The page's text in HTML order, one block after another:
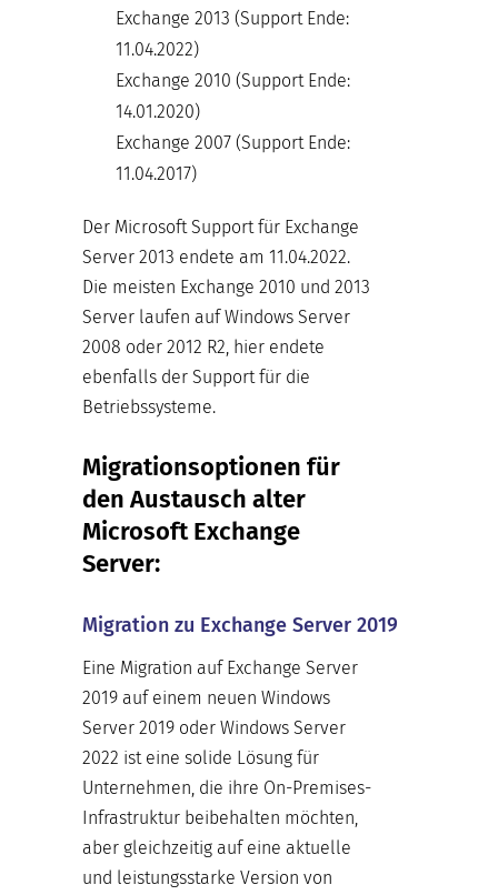
Exchange 2013 (Support Ende:
11.04.2022)
Exchange 2010 (Support Ende:
14.01.2020)
Exchange 2007 (Support Ende:
11.04.2017)
Der Microsoft Support für Exchange
Server 2013 endete am 11.04.2022.
Die meisten Exchange 2010 und 2013
Server laufen auf Windows Server
2008 oder 2012 R2, hier endete
ebenfalls der Support für die
Betriebssysteme.
Migrationsoptionen für
den Austausch alter
Microsoft Exchange
Server:
Migration zu Exchange Server 2019
Eine Migration auf Exchange Server
2019 auf einem neuen Windows
Server 2019 oder Windows Server
2022 ist eine solide Lösung für
Unternehmen, die ihre On-Premises-
Infrastruktur beibehalten möchten,
aber gleichzeitig auf eine aktuelle
und leistungsstarke Version von